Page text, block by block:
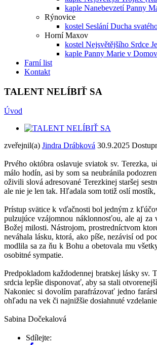
kaple Nanebevzetí Panny
Rýnovice
kostel Seslání Ducha
Horní Maxov
kostel Nejsvětějšího Srdce
kaple Panny Marie v
Farní list
Kontakt
TALENT NELÍBIŤ SA
Úvod
zveřejnil(a) Jindra Drábková 30.9.2025
Prvého októbra oslavuje sviatok sv.
málo hodín, asi by som sa neubránila
oživili slová adresované Terezkinej staršej
ale nie je len tak. Hľadala som totiž oslí
Prístup svätice k vďačnosti bol jedným z
pulzujúce vzájomnou náklonnosťou, ale aj
Božej milosti. Nástrojom, prostredníctvom
neváhala lásku, ktorá, ako píše, nezávisí od
modlila sa za ňu k Bohu a obetovala mu
osobitné sympatie.
Predpokladom každodennej bratskej lásky
srdcia lepšie disponovať, aby sa stali
Nakoniec si dovolím parafrázovať jedno
ohľadu na vek či najnižšie dosiahnuté
Sabina Dočekalová
Sdílejte: